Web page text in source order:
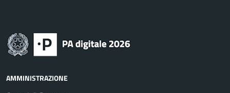
AMMINISTRAZIONE